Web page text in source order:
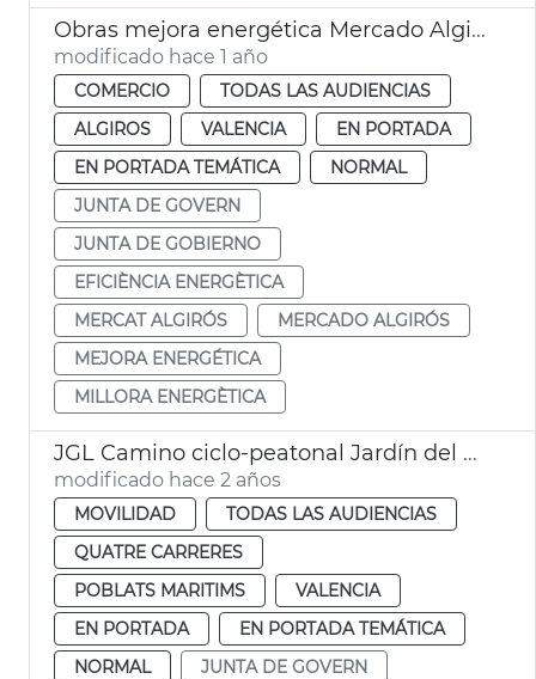
Obras mejora energética Mercado Algirós
modificado hace 1 año
COMERCIO
TODAS LAS AUDIENCIAS
ALGIROS
VALENCIA
EN PORTADA
EN PORTADA TEMÁTICA
NORMAL
JUNTA DE GOVERN
JUNTA DE GOBIERNO
EFICIÈNCIA ENERGÈTICA
MERCAT ALGIRÓS
MERCADO ALGIRÓS
MEJORA ENERGÉTICA
MILLORA ENERGÈTICA
JGL Camino ciclo-peatonal Jardín del Turia
modificado hace 2 años
MOVILIDAD
TODAS LAS AUDIENCIAS
QUATRE CARRERES
POBLATS MARITIMS
VALENCIA
EN PORTADA
EN PORTADA TEMÁTICA
NORMAL
JUNTA DE GOVERN